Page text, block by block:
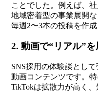
ことでした。例えば、
地域密着型の事業展開
毎週2〜3本の投稿を作成
2. 動画で“リアル”を
SNS採用の体験談とし
動画コンテンツです。特
TikTokは拡散力が高く